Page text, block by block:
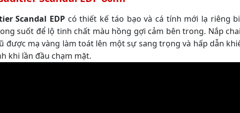
Scandal EDPcó thiết kế táo bạo và cá tính mới lạ riêng
suốt để lộ tinh chất màu hồng gợi cảm bên trong. Nắp
được mạ vàng làm toát lên một sự sang trọng và hấp dẫn
khi lần đầu chạm mặt.